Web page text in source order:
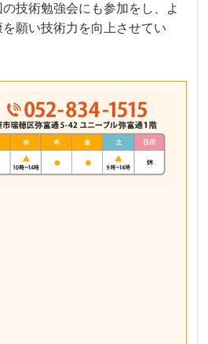
技術勉強会にも参加をし、よ
願い技術力を向上させてい